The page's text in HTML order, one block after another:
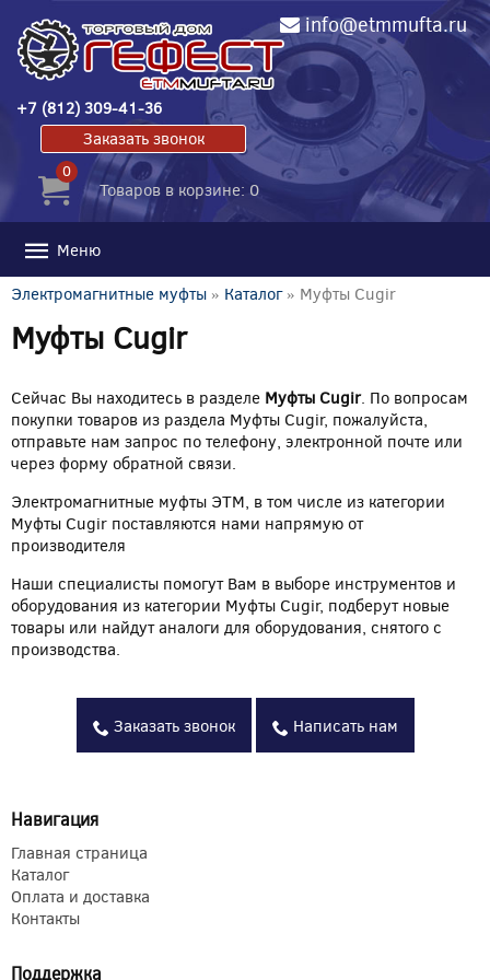
info@etmmufta.ru
+7 (812) 309-41-36
Заказать звонок
0
Товаров в корзине: 0
Меню
Электромагнитные муфты » Каталог» Муфты Cugir
Муфты Cugir
Сейчас Вы находитесь в разделе Муфты Cugir. По вопросам
покупки товаров из раздела Муфты Cugir, пожалуйста,
отправьте нам запрос по телефону, электронной почте или
через форму обратной связи.
Электромагнитные муфты ЭТМ, в том числе из категории
Муфты Cugir поставляются нами напрямую от
производителя
Наши специалисты помогут Вам в выборе инструментов и
оборудования из категории Муфты Cugir, подберут новые
товары или найдут аналоги для оборудования, снятого с
производства.
Заказать звонок Написать нам
Навигация
Главная страница
Каталог
Оплата и доставка
Контакты
Поддержка